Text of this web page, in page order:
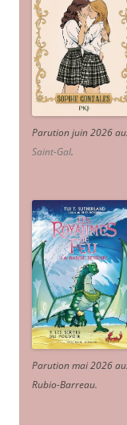
Parution juin 2026
Saint-Gal.
Parution mai 2026
Rubio-Barreau.